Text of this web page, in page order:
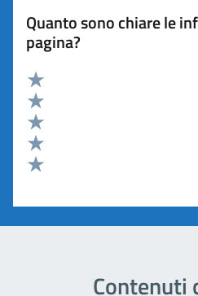
Quanto sono chiare le
pagina?
Valuta 5 stelle su 5
Valuta 4 stelle su 5
Valuta 3 stelle su 5
Valuta 2 stelle su 5
Contenuti